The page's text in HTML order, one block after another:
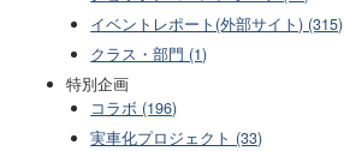
イベントレポート(外部サイト) (315)
クラス・部門 (1)
特別企画
コラボ (196)
実車化プロジェクト (33)